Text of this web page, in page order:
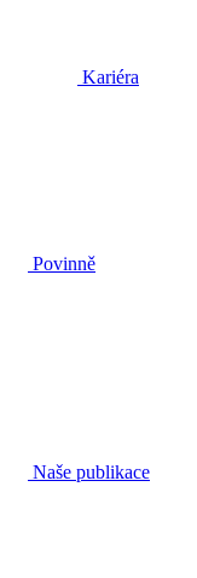
Kariéra
Povinně
Naše publikace